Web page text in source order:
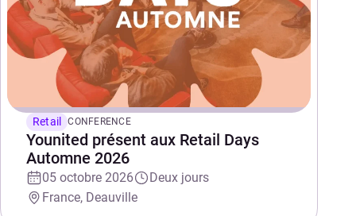
Retail CONFERENCE
Younited présent aux Retail Days
Automne 2026
05 octobre 2026
Deux jours
France, Deauville